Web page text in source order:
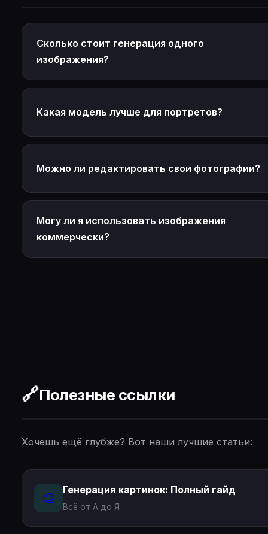
Сколько стоит генерация одного
изображения?
Какая модель лучше для портретов?
Можно ли редактировать свои фотографии?
Могу ли я использовать изображения
коммерчески?
🔗Полезные ссылки
Хочешь ещё глубже? Вот наши лучшие статьи:
🎨 Генерация картинок: Полный гайд
Всё от А до Я